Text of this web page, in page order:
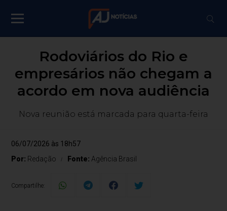
Rodoviários do Rio e
empresários não chegam a
acordo em nova audiência
Nova reunião está marcada para quarta-feira
06/07/2026 às 18h57
Por: Redação Fonte: Agência Brasil
Compartilhe: